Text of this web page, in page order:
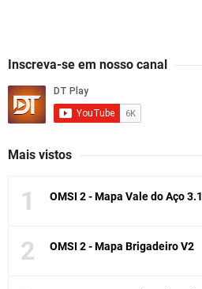
Inscreva-se em nosso canal
Mais vistos
OMSI 2 - Mapa Vale do Aço 3.1
OMSI 2 - Mapa Brigadeiro V2